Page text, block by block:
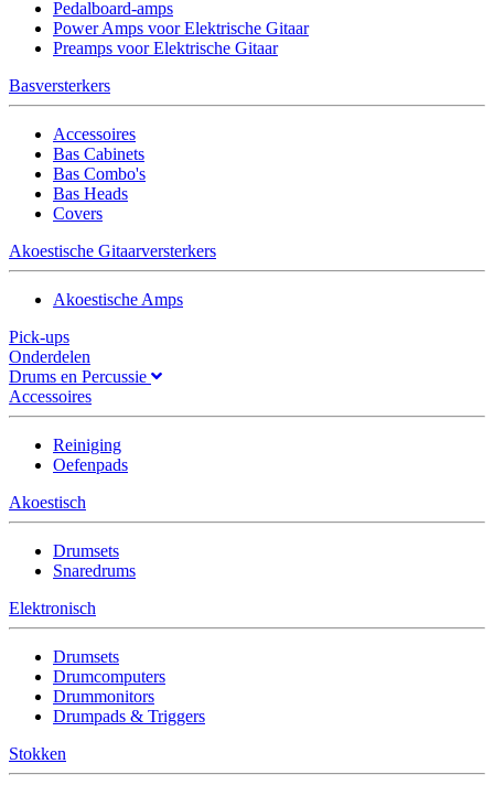
Pedalboard-amps
Power Amps voor Elektrische Gitaar
Preamps voor Elektrische Gitaar
Basversterkers
Accessoires
Bas Cabinets
Bas Combo's
Bas Heads
Covers
Akoestische Gitaarversterkers
Akoestische Amps
Pick-ups
Onderdelen
Drums en Percussie
Accessoires
Reiniging
Oefenpads
Akoestisch
Drumsets
Snaredrums
Elektronisch
Drumsets
Drumcomputers
Drummonitors
Drumpads & Triggers
Stokken